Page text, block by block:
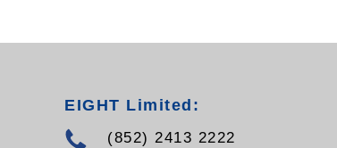
EIGHT Limited:
(852) 2413 2222